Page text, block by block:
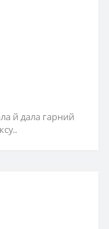
й дала гарний